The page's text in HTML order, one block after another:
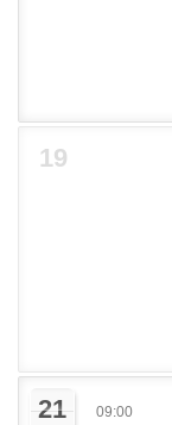
19
21 09:00